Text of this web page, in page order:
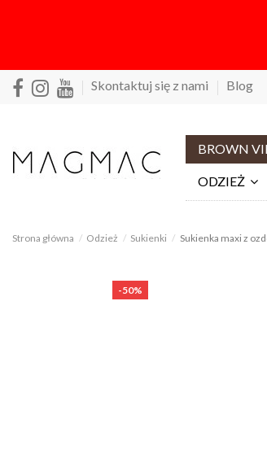
Skontaktuj się z nami Blog
BROWN
ODZIEŻ
Strona główna Odzież Sukienki Sukienka maxi z
-50%